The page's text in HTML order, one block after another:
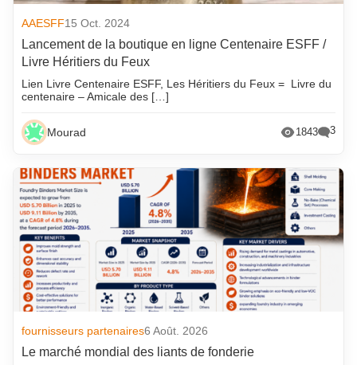
AAESFF15 Oct. 2024
Lancement de la boutique en ligne Centenaire ESFF /
Livre Héritiers du Feux
Lien Livre Centenaire ESFF, Les Héritiers du Feux = Livre du
centenaire – Amicale des […]
Mourad 1843 3
fournisseurs partenaires6 Août. 2026
Le marché mondial des liants de fonderie